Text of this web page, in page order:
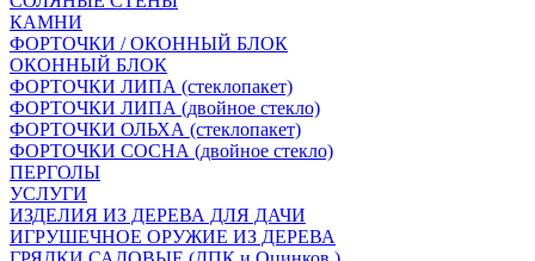
КАМНИ
ФОРТОЧКИ / ОКОННЫЙ БЛОК
ОКОННЫЙ БЛОК
ФОРТОЧКИ ЛИПА (стеклопакет)
ФОРТОЧКИ ЛИПА (двойное стекло)
ФОРТОЧКИ ОЛЬХА (стеклопакет)
ФОРТОЧКИ СОСНА (двойное стекло)
ПЕРГОЛЫ
УСЛУГИ
ИЗДЕЛИЯ ИЗ ДЕРЕВА ДЛЯ ДАЧИ
ИГРУШЕЧНОЕ ОРУЖИЕ ИЗ ДЕРЕВА